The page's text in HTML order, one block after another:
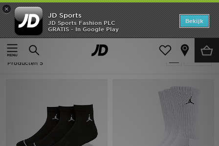
×
JD Sports
JD Sports Fashion PLC
GRATIS - In Google Play
Bekijk
Thuis
Heren Herenaccessoires Sokken
Heren - Jordan Sokken
Producten 5
Home
Offers
New In